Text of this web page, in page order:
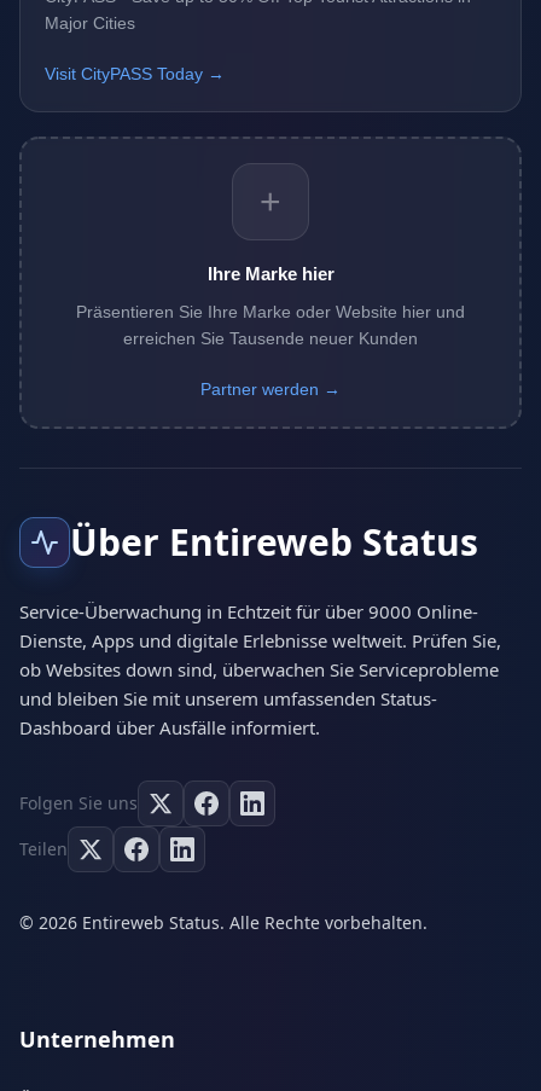
Major Cities
Visit CityPASS Today →
+
Ihre Marke hier
Präsentieren Sie Ihre Marke oder Website hier und
erreichen Sie Tausende neuer Kunden
Partner werden →
Über Entireweb Status
Service-Überwachung in Echtzeit für über 9000 Online-
Dienste, Apps und digitale Erlebnisse weltweit. Prüfen Sie,
ob Websites down sind, überwachen Sie Serviceprobleme
und bleiben Sie mit unserem umfassenden Status-
Dashboard über Ausfälle informiert.
Folgen Sie uns
Teilen
© 2026 Entireweb Status. Alle Rechte vorbehalten.
Unternehmen